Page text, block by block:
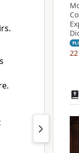
22